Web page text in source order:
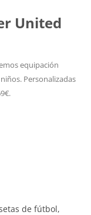
United
equipación
Personalizadas
de fútbol,